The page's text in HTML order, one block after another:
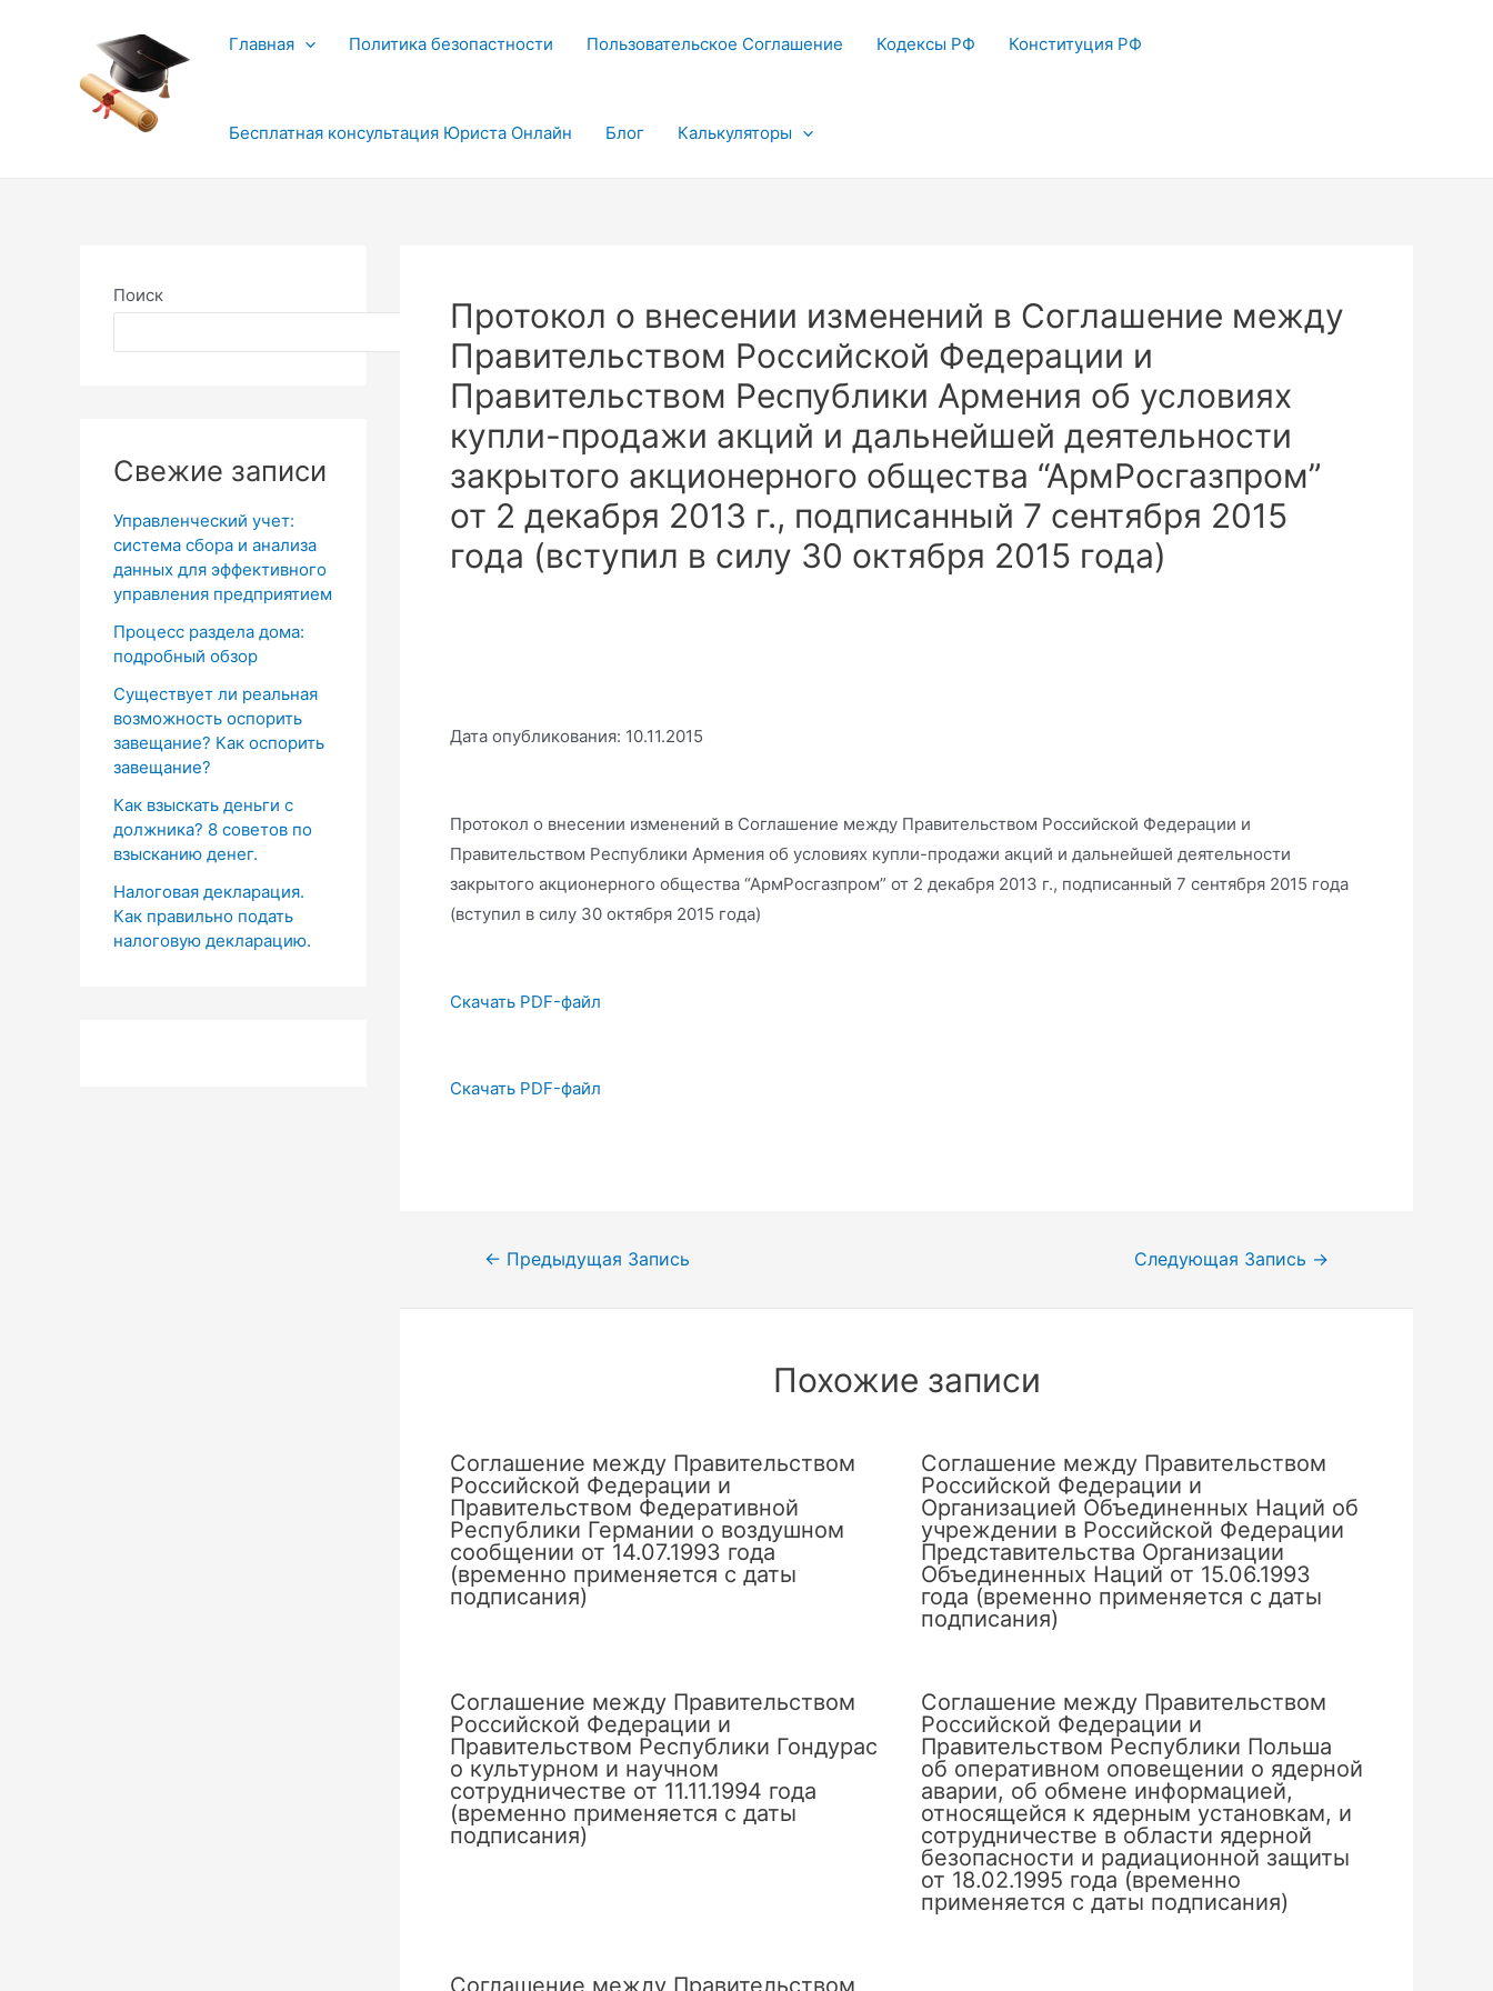
содержимому
Главная Политика безопастности Пользовательское Соглашение Кодексы РФ Конституция РФ
Бесплатная консультация Юриста Онлайн Блог Калькуляторы
Поиск
Поиск
Свежие записи
Управленческий учет:
система сбора и анализа
данных для эффективного
управления предприятием
Процесс раздела дома:
подробный обзор
Существует ли реальная
возможность оспорить
завещание? Как оспорить
завещание?
Как взыскать деньги с
должника? 8 советов по
взысканию денег.
Налоговая декларация.
Как правильно подать
налоговую декларацию.
Протокол о внесении изменений в Соглашение между
Правительством Российской Федерации и
Правительством Республики Армения об условиях
купли-продажи акций и дальнейшей деятельности
закрытого акционерного общества “АрмРосгазпром”
от 2 декабря 2013 г., подписанный 7 сентября 2015
года (вступил в силу 30 октября 2015 года)
Дата опубликования: 10.11.2015
Протокол о внесении изменений в Соглашение между Правительством Российской Федерации и
Правительством Республики Армения об условиях купли-продажи акций и дальнейшей деятельности
закрытого акционерного общества “АрмРосгазпром” от 2 декабря 2013 г., подписанный 7 сентября 2015 года
(вступил в силу 30 октября 2015 года)
Скачать PDF-файл
Скачать PDF-файл
Навигация
← Предыдущая Запись Следующая Запись →
Похожие записи
Соглашение между Правительством
Российской Федерации и
Правительством Федеративной
Республики Германии о воздушном
сообщении от 14.07.1993 года
(временно применяется с даты
подписания)
Соглашение между Правительством
Российской Федерации и
Организацией Объединенных Наций об
учреждении в Российской Федерации
Представительства Организации
Объединенных Наций от 15.06.1993
года (временно применяется с даты
подписания)
Соглашение между Правительством
Российской Федерации и
Правительством Республики Гондурас
о культурном и научном
сотрудничестве от 11.11.1994 года
(временно применяется с даты
подписания)
Соглашение между Правительством
Российской Федерации и
Правительством Республики Польша
об оперативном оповещении о ядерной
аварии, об обмене информацией,
относящейся к ядерным установкам, и
сотрудничестве в области ядерной
безопасности и радиационной защиты
от 18.02.1995 года (временно
применяется с даты подписания)